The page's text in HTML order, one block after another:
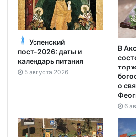
Успенский
пост-2026: даты и
календарь питания
5 августа 2026
В
о
6